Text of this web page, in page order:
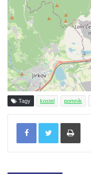
Velešíně
Pomník J. V.
Velešíně
Pamětní deska
vstupu do poutního
Plastika Koule v
Liberci
Pamětní deska
Pomník na paměť
Tagy kostel pomník